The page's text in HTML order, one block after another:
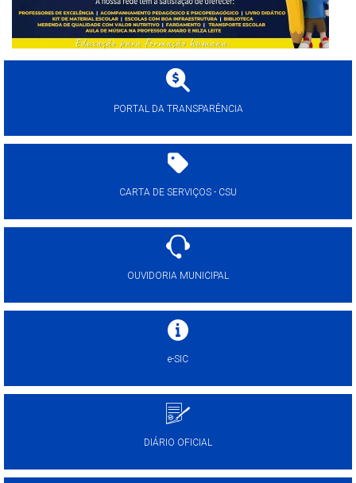
PORTAL DA TRANSPARÊNCIA
CARTA DE SERVIÇOS - CSU
OUVIDORIA MUNICIPAL
e-SIC
DIÁRIO OFICIAL